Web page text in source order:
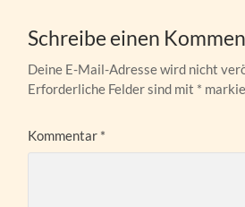
Schreibe einen
Deine E-Mail-Adresse wird nicht
Erforderliche Felder sind mit *
Kommentar *